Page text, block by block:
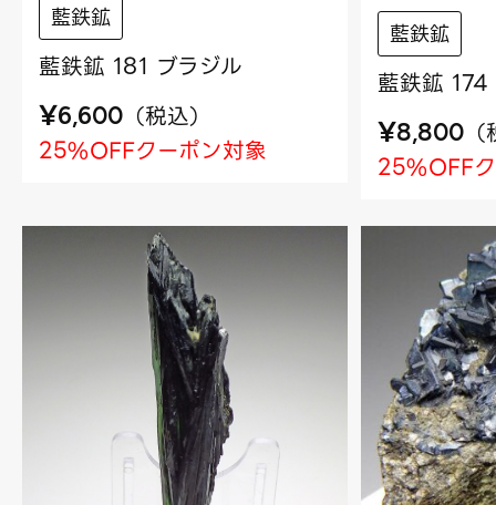
藍鉄鉱
藍鉄鉱 181 ブラジル
¥6,600 （税込）
25%OFFクーポン対象
藍鉄鉱
藍鉄鉱 174
¥8,800 （
25%OFF